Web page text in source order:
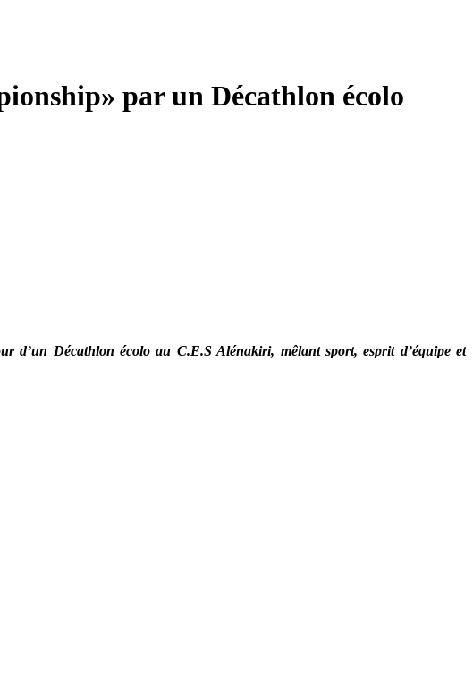
par un Décathlon écolo
d’un Décathlon écolo au C.E.S Alénakiri, mêlant sport, esprit d’équipe et